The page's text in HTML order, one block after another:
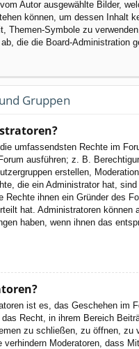
Autor ausgewählte Bilder,
können, um dessen Inhalt
Themen-Symbole zu
die die Board-Administration
Gruppen
umfassendsten Rechte im
ausführen; z. B.
erstellen,
die ein Administrator hat, sind
Rechte ihnen ein Gründer des
hat. Administratoren können
haben, wenn ihnen das
ist es, das Geschehen im
Recht, in ihrem Bereich
zu schließen, zu öffnen, zu
verhindern Moderatoren, dass